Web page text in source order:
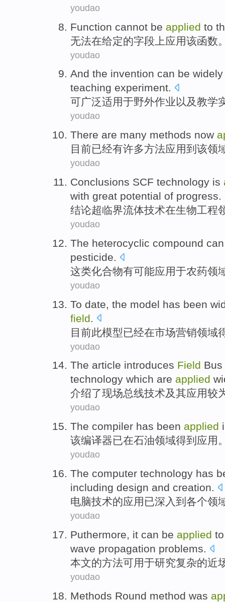
youdao
Function cannot be applied to
无法在给定的字段 上应用该函数
youdao
And the invention can be widely
teaching experiment.
可广泛适用于野外作业以及教学
youdao
There are many methods now
目前已经有许多方法应用到 该领
youdao
Conclusions SCF technology is
with great potential of progress.
结论超临界流体技术在生物工程
youdao
The heterocyclic compound
pesticide.
这类化合物有可能应用于农药领
youdao
To date, the model has been
field
目前此模型已经在市场营销领域
youdao
The article introduces Field Bus
technology which are applied
介绍了现场总线技术及其应用较
youdao
The compiler has been applied
该编译器已在石油领域得到 应用
youdao
The computer technology has
including design and creation.
电脑技术的应用 已深入到 各个领
youdao
Puthermore, it can be applied to
wave propagation problems.
本文的方法可用于研究复杂的近
youdao
Methods Round method was